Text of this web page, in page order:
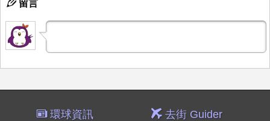
留言
環球資訊 去街 Guider